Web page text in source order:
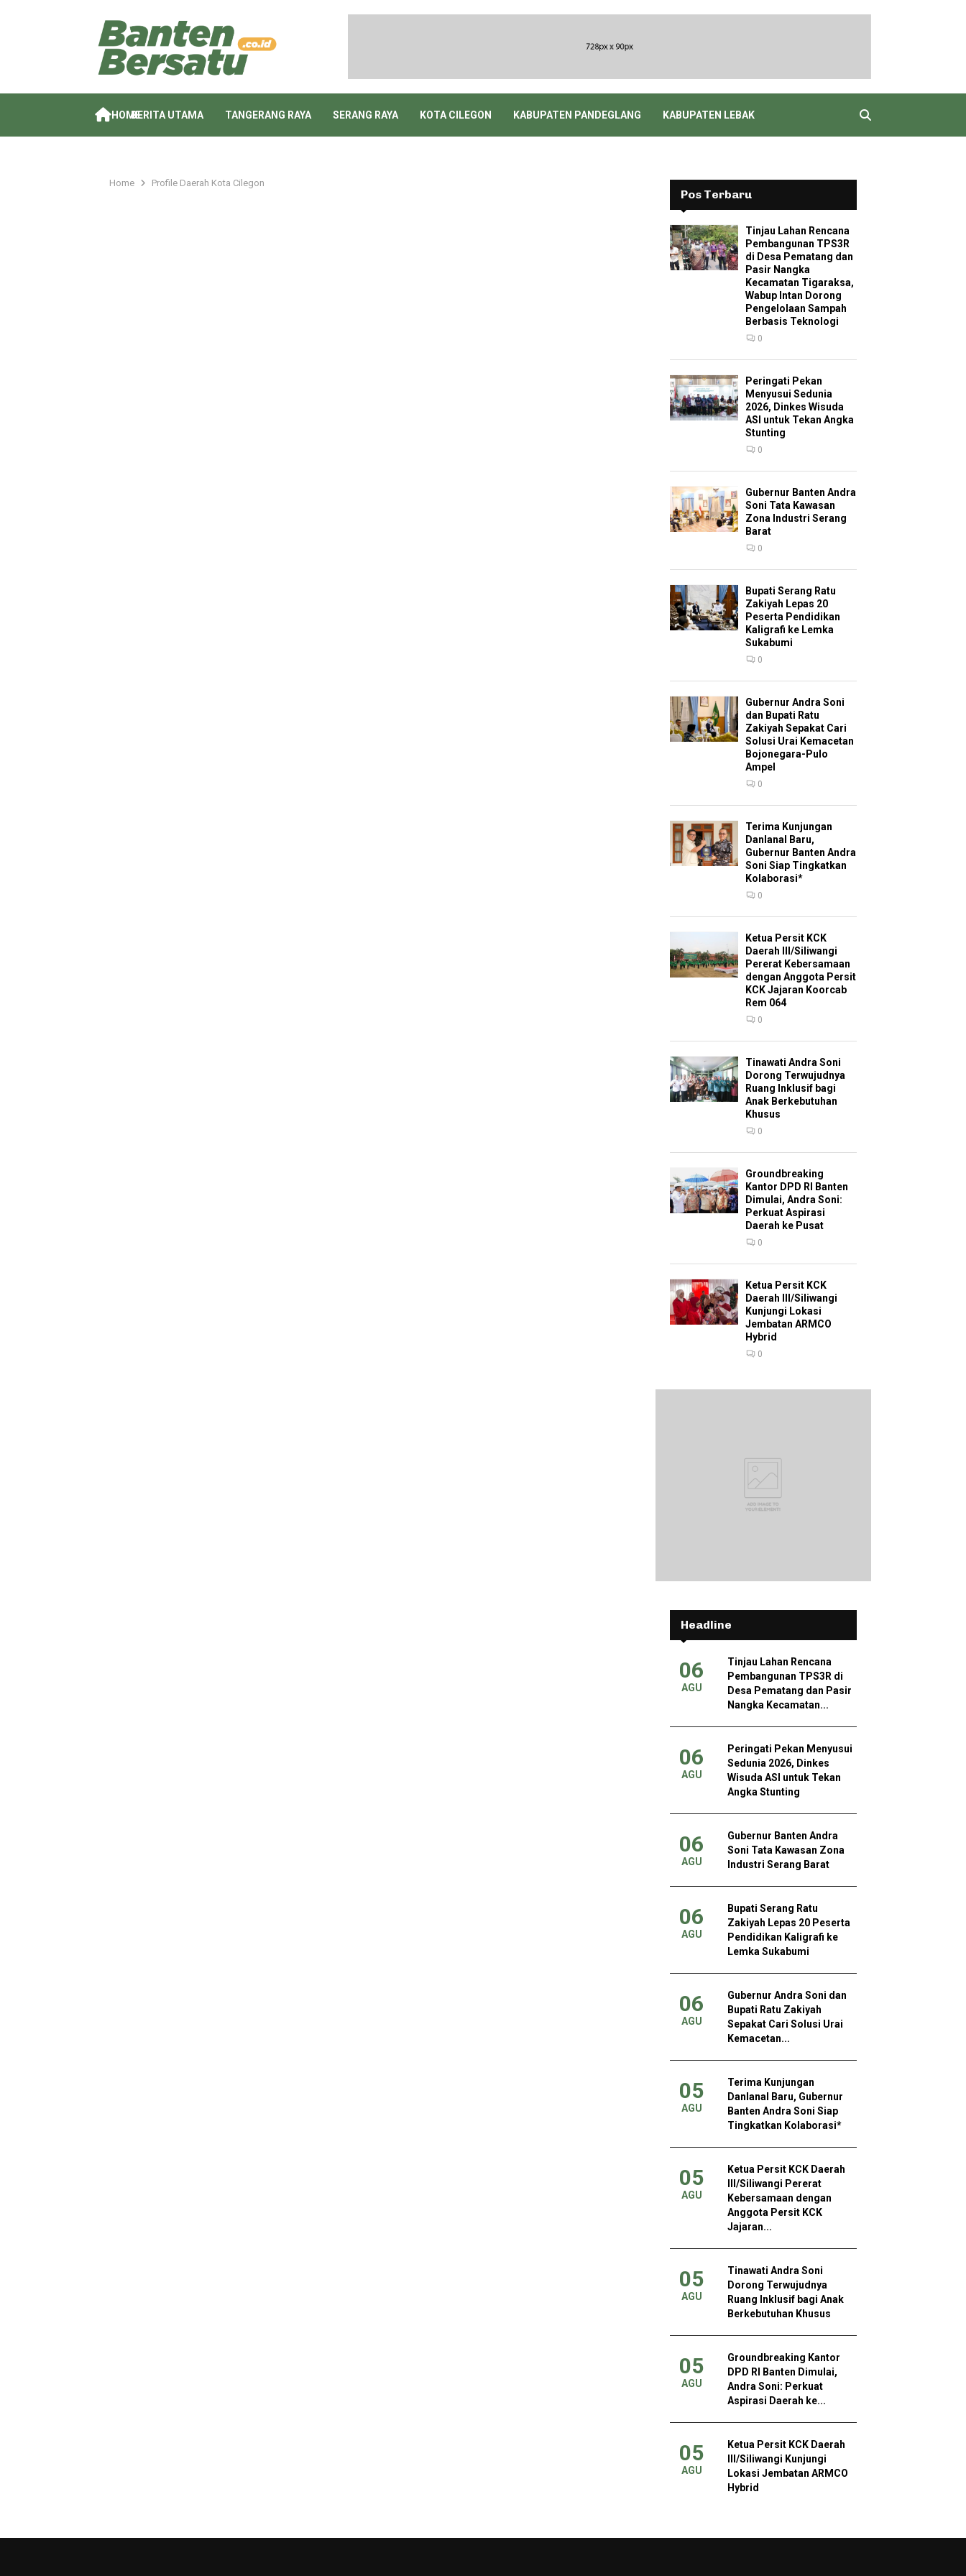
HOMEBERITA UTAMA TANGERANG RAYA SERANG RAYA KOTA CILEGON KABUPATEN PANDEGLANG KABUPATEN LEBAK
Home Profile Daerah Kota Cilegon
Pos Terbaru
Tinjau Lahan Rencana
Pembangunan TPS3R
di Desa Pematang dan
Pasir Nangka
Kecamatan Tigaraksa,
Wabup Intan Dorong
Pengelolaan Sampah
Berbasis Teknologi
0
Peringati Pekan
Menyusui Sedunia
2026, Dinkes Wisuda
ASI untuk Tekan Angka
Stunting
0
Gubernur Banten Andra
Soni Tata Kawasan
Zona Industri Serang
Barat
0
Bupati Serang Ratu
Zakiyah Lepas 20
Peserta Pendidikan
Kaligrafi ke Lemka
Sukabumi
0
Gubernur Andra Soni
dan Bupati Ratu
Zakiyah Sepakat Cari
Solusi Urai Kemacetan
Bojonegara-Pulo
Ampel
0
Terima Kunjungan
Danlanal Baru,
Gubernur Banten Andra
Soni Siap Tingkatkan
Kolaborasi*
0
Ketua Persit KCK
Daerah III/Siliwangi
Pererat Kebersamaan
dengan Anggota Persit
KCK Jajaran Koorcab
Rem 064
0
Tinawati Andra Soni
Dorong Terwujudnya
Ruang Inklusif bagi
Anak Berkebutuhan
Khusus
0
Groundbreaking
Kantor DPD RI Banten
Dimulai, Andra Soni:
Perkuat Aspirasi
Daerah ke Pusat
0
Ketua Persit KCK
Daerah III/Siliwangi
Kunjungi Lokasi
Jembatan ARMCO
Hybrid
0
Headline
06
AGU
Tinjau Lahan Rencana
Pembangunan TPS3R di
Desa Pematang dan Pasir
Nangka Kecamatan...
06
AGU
Peringati Pekan Menyusui
Sedunia 2026, Dinkes
Wisuda ASI untuk Tekan
Angka Stunting
06
AGU
Gubernur Banten Andra
Soni Tata Kawasan Zona
Industri Serang Barat
06
AGU
Bupati Serang Ratu
Zakiyah Lepas 20 Peserta
Pendidikan Kaligrafi ke
Lemka Sukabumi
06
AGU
Gubernur Andra Soni dan
Bupati Ratu Zakiyah
Sepakat Cari Solusi Urai
Kemacetan...
05
AGU
Terima Kunjungan
Danlanal Baru, Gubernur
Banten Andra Soni Siap
Tingkatkan Kolaborasi*
05
AGU
Ketua Persit KCK Daerah
III/Siliwangi Pererat
Kebersamaan dengan
Anggota Persit KCK
Jajaran...
05
AGU
Tinawati Andra Soni
Dorong Terwujudnya
Ruang Inklusif bagi Anak
Berkebutuhan Khusus
05
AGU
Groundbreaking Kantor
DPD RI Banten Dimulai,
Andra Soni: Perkuat
Aspirasi Daerah ke...
05
AGU
Ketua Persit KCK Daerah
III/Siliwangi Kunjungi
Lokasi Jembatan ARMCO
Hybrid